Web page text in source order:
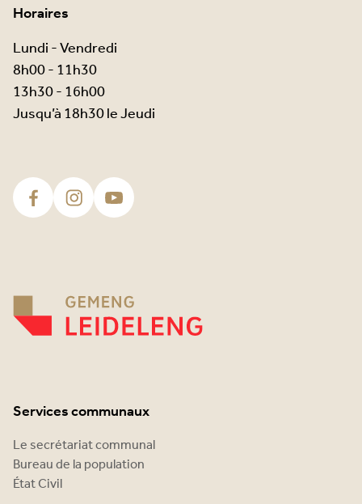
Horaires
Lundi - Vendredi
8h00 - 11h30
13h30 - 16h00
Jusqu’à 18h30 le Jeudi
Services communaux
Le secrétariat communal
Bureau de la population
État Civil